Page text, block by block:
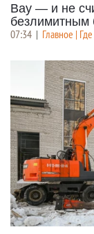
Вау — и не
07:34 | Главное |